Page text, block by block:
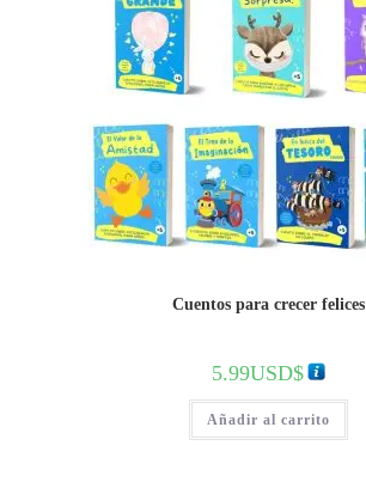
Cuentos para crecer felices
5.99USD$
Añadir al carrito